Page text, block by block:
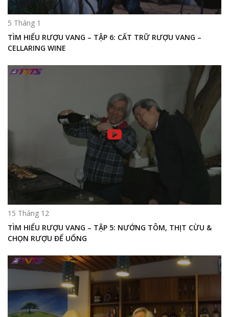
5 Tháng 1
TÌM HIỂU RƯỢU VANG – TẬP 6: CẤT TRỮ RƯỢU VANG –
CELLARING WINE
15 Tháng 12
TÌM HIỂU RƯỢU VANG – TẬP 5: NƯỚNG TÔM, THỊT CỪU &
CHỌN RƯỢU ĐỂ UỐNG